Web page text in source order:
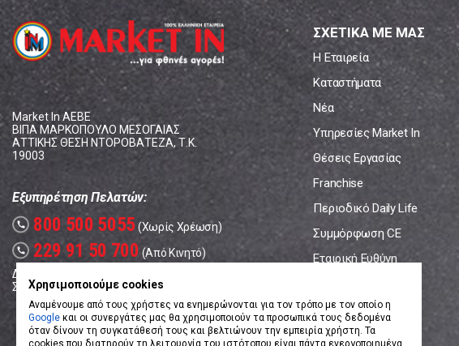
Market In ΑΕΒΕ
ΒΙΠΑ ΜΑΡΚΟΠΟΥΛΟ ΜΕΣΟΓΑΙΑΣ
ΑΤΤΙΚΗΣ ΘΕΣΗ ΝΤΟΡΟΒΑΤΕΖΑ, Τ.Κ.
19003
Εξυπηρέτηση Πελατών:
call 800 500 5055 (Χωρίς Χρέωση)
call 229 91 50 700 (Από Κινητό)
Δευτέρα - Παρασκευή: 08:00 - 17:00
Σάββατο: 08:00 – 14:00
ΣΧΕΤΙΚΑ ΜΕ ΜΑΣ
Η Εταιρεία
Καταστήματα
Νέα
Υπηρεσίες Market In
Θέσεις Εργασίας
Franchise
Περιοδικό Daily Life
Συμμόρφωση CE
Εταιρική Ευθύνη
Χρησιμοποιούμε cookies
Αναμένουμε από τους χρήστες να ενημερώνονται για τον τρόπο με τον οποίο η
Google και οι συνεργάτες μας θα χρησιμοποιούν τα προσωπικά τους δεδομένα
όταν δίνουν τη συγκατάθεσή τους και βελτιώνουν την εμπειρία χρήστη. Τα
cookies που διατηρούν τη λειτουργία του ιστότοπου είναι πάντα ενεργοποιημένα.